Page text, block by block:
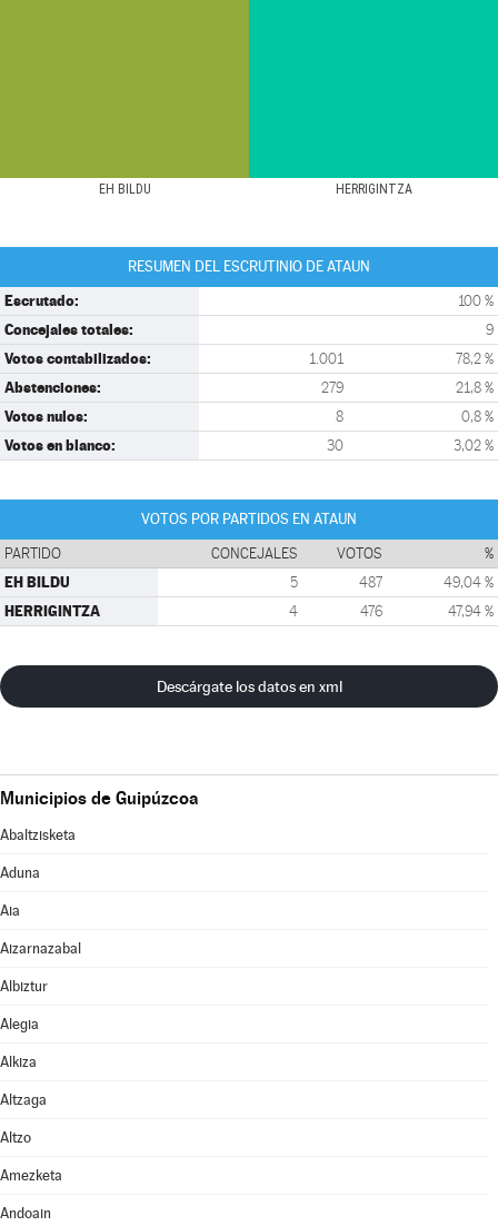
EH BILDU HERRIGINTZA
RESUMEN DEL ESCRUTINIO DE ATAUN
Escrutado: 100 %
Concejales totales: 9
Votos contabilizados: 1.001 78,2 %
Abstenciones: 279 21,8 %
Votos nulos: 8 0,8 %
Votos en blanco: 30 3,02 %
VOTOS POR PARTIDOS EN ATAUN
PARTIDO CONCEJALES VOTOS %
EH BILDU 5 487 49,04 %
HERRIGINTZA 4 476 47,94 %
Descárgate los datos en xml
Municipios de Guipúzcoa
Abaltzisketa
Aduna
Aia
Aizarnazabal
Albiztur
Alegia
Alkiza
Altzaga
Altzo
Amezketa
Andoain